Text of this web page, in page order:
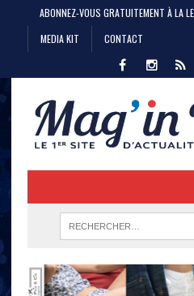
ABONNEZ-VOUS GRATUITEMENT À LA
MEDIA KIT
CONTACT